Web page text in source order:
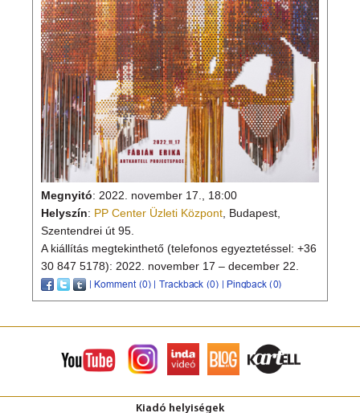
Megnyitó: 2022. november 17., 18:00
Helyszín: PP Center Üzleti Központ , Budapest,
Szentendrei út 95.
A kiállítás megtekinthető (telefonos egyeztetéssel: +36
30 847 5178): 2022. november 17 – december 22.
Kiadó helyiségek